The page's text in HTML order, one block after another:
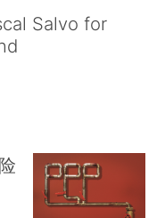
Salvo for